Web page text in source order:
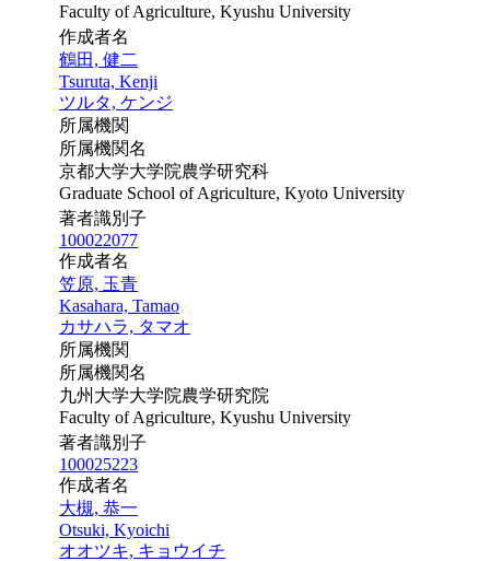
Faculty of Agriculture, Kyushu University
作成者名
鶴田, 健二
Tsuruta, Kenji
ツルタ, ケンジ
所属機関
所属機関名
京都大学大学院農学研究科
Graduate School of Agriculture, Kyoto University
著者識別子
100022077
作成者名
笠原, 玉青
Kasahara, Tamao
カサハラ, タマオ
所属機関
所属機関名
九州大学大学院農学研究院
Faculty of Agriculture, Kyushu University
著者識別子
100025223
作成者名
大槻, 恭一
Otsuki, Kyoichi
オオツキ, キョウイチ